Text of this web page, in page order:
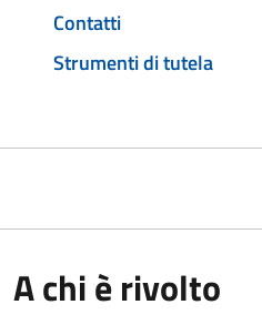
Contatti
Strumenti di tutela
A chi è rivolto